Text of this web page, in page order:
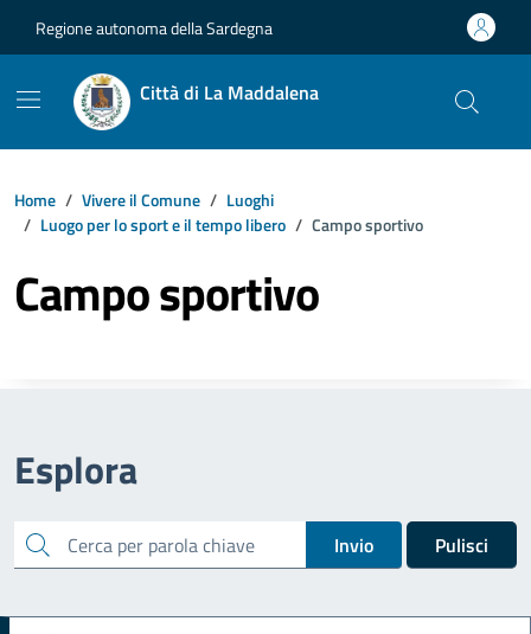
Regione autonoma della Sardegna
Città di La Maddalena
Home Vivere il Comune
Luoghi
Luogo per lo sport e il tempo libero
Campo sportivo
Campo sportivo
Esplora
cerca Invio Pulisci